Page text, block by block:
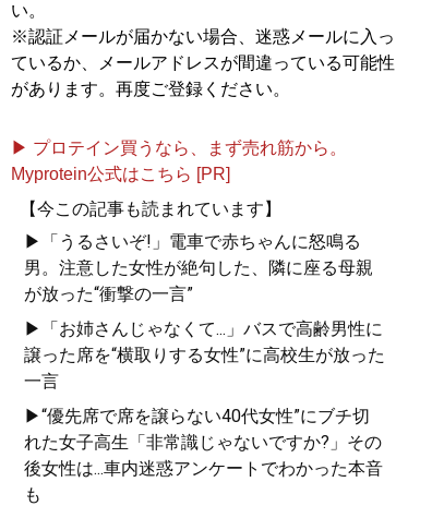
い。
※認証メールが届かない場合、迷惑メールに入っ
ているか、メールアドレスが間違っている可能性
があります。再度ご登録ください。
▶ プロテイン買うなら、まず売れ筋から。
Myprotein公式はこちら [PR]
【今この記事も読まれています】
▶「うるさいぞ!」電車で赤ちゃんに怒鳴る
男。注意した女性が絶句した、隣に座る母親
が放った“衝撃の一言”
▶「お姉さんじゃなくて...」バスで高齢男性に
譲った席を“横取りする女性”に高校生が放った
一言
▶“優先席で席を譲らない40代女性”にブチ切
れた女子高生「非常識じゃないですか?」その
後女性は...車内迷惑アンケートでわかった本音
も